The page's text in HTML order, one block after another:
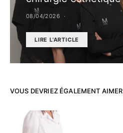
08/04/2026
LIRE L'ARTICLE
VOUS DEVRIEZ ÉGALEMENT AIMER